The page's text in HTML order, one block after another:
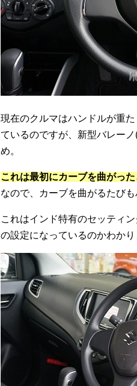
現在のクルマはハンドルが重
ているのですが、新型バレー
め。
これは最初にカーブを曲がっ
なので、カーブを曲がるたび
これはインド特有のセッティ
の設定になっているのかわか